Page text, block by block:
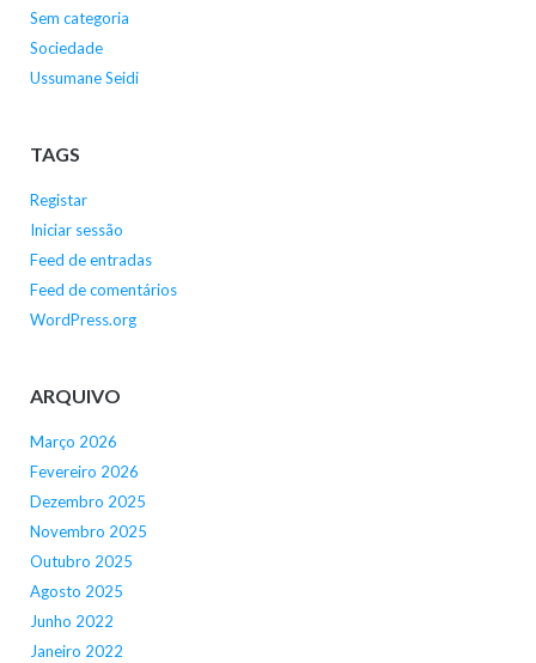
Sem categoria
Sociedade
Ussumane Seidi
TAGS
Registar
Iniciar sessão
Feed de entradas
Feed de comentários
WordPress.org
ARQUIVO
Março 2026
Fevereiro 2026
Dezembro 2025
Novembro 2025
Outubro 2025
Agosto 2025
Junho 2022
Janeiro 2022